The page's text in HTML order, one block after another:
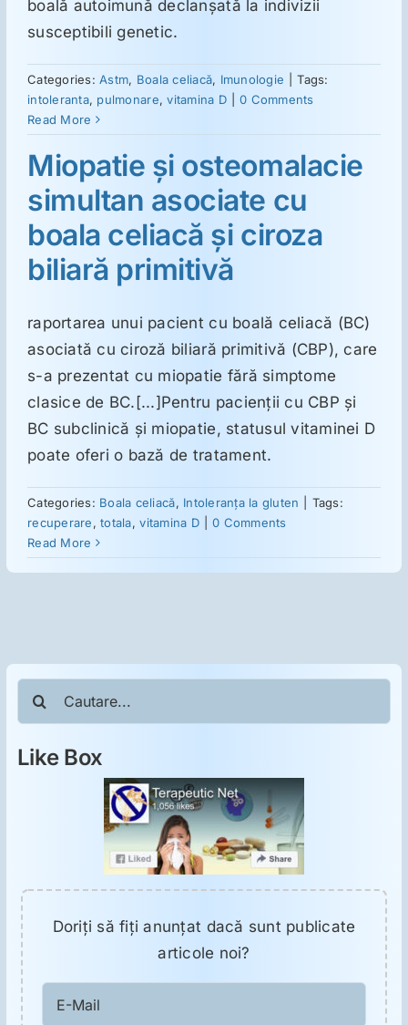
Mesajele lui Reichelt
Dietă
LDN
ORL
Oncologie
Toxicologie
Antipsihiatrie
Psihoterapie
Antropologie
Proză utilă
boală autoimună declanşată la indivizii
susceptibili genetic.
Categories:Astm, Boala celiacă, Imunologie
Tags:
intoleranta, pulmonare,vitamina D
0 Comments
Read More
Miopatie şi osteomalacie
simultan asociate cu
boala celiacă şi ciroza
biliară primitivă
raportarea unui pacient cu boală celiacă (BC)
asociată cu ciroză biliară primitivă (CBP), care
s-a prezentat cu miopatie fără simptome
clasice de BC.[...]Pentru pacienţii cu CBP şi
BC subclinică şi miopatie, statusul vitaminei D
poate oferi o bază de tratament.
Categories: Boala celiacă, Intoleranţa la gluten
Tags:
recuperare,totala,vitamina D
0 Comments
Read More
Like Box
Doriţi să fiţi anunţat dacă sunt publicate
articole noi?
Mail